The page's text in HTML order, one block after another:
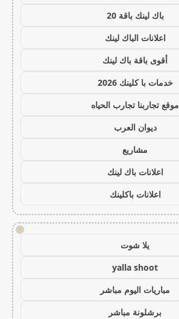
باك لينك باقة 20
اعلانات الباك لينك
أقوى باقة باك لينك
خدمات با كلينك 2026
موقع تجاربنا تجارب الحياه
ديوان العرب
مشاريع
اعلانات باك لينك
اعلانات باكلينك
!
يلا شوت
yalla shoot
مباريات اليوم مباشر
برشلونة مباشر